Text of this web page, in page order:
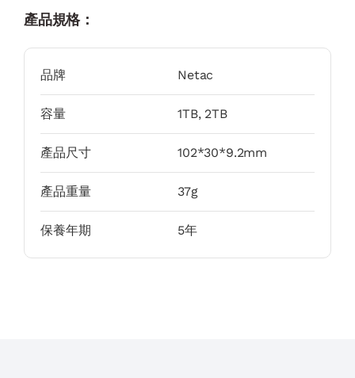
產品規格：
品牌 Netac
容量 1TB, 2TB
產品尺寸 102*30*9.2mm
產品重量 37g
保養年期 5年